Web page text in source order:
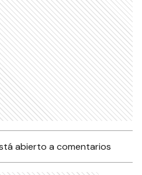
abierto a comentarios